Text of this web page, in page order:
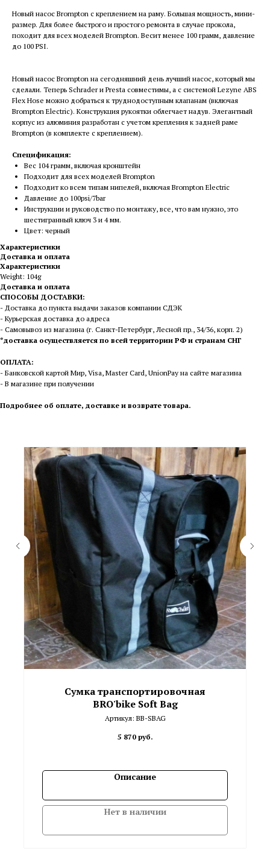
Новый насос Brompton с креплением на раму. Большая мощность, мини-
размер. Для более быстрого и простого ремонта в случае прокола,
походит для всех моделей Brompton. Весит менее 100 грамм, давление
до 100 PSI.
Новый насос Brompton на сегодняшний день лучший насос, который мы
сделали. Теперь Schrader и Presta совместимы, а с системой Lezyne ABS
Flex Hose можно добраться к труднодоступным клапанам (включая
Brompton Electric). Конструкция рукоятки облегчает надув. Элегантный
корпус из алюминия разработан с учетом крепления к задней раме
Brompton (в комплекте с креплением).
Спецификация:
Вес 104 грамм, включая кронштейн
Подходит для всех моделей Brompton
Подходит ко всем типам нипелей, включая Brompton Electric
Давление до 100psi/7bar
Инструкции и руководство по монтажу, все, что вам нужно, это
шестигранный ключ 3 и 4 мм.
Цвет: черный
Характеристики
Доставка и оплата
Характеристики
Weight: 104g
Доставка и оплата
СПОСОБЫ ДОСТАВКИ:
- Доставка до пункта выдачи заказов компании СДЭК
- Курьерская доставка до адреса
- Самовывоз из магазина (г. Санкт-Петербург, Лесной пр., 34/36, корп. 2)
*доставка осуществляется по всей территории РФ и странам СНГ
ОПЛАТА:
- Банковской картой Мир, Visa, Master Card, UnionPay на сайте магазина
- В магазине при получении
Подробнее об оплате, доставке и возврате товара.
Сумка транспортировочная
BRO'bike Soft Bag
Артикул: BB-SBAG
5 870 руб.
Описание
Нет в наличии